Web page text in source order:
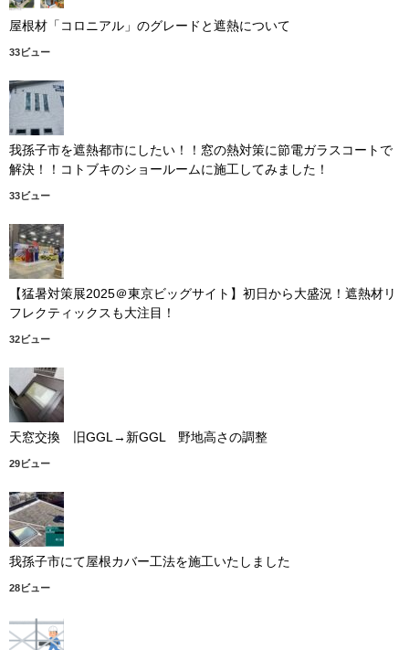
屋根材「コロニアル」のグレードと遮熱について
33ビュー
我孫子市を遮熱都市にしたい！！窓の熱対策に節電ガラスコートで
解決！！コトブキのショールームに施工してみました！
33ビュー
【猛暑対策展2025＠東京ビッグサイト】初日から大盛況！遮熱材リ
フレクティックスも大注目！
32ビュー
天窓交換 旧GGL→新GGL 野地高さの調整
29ビュー
我孫子市にて屋根カバー工法を施工いたしました
28ビュー